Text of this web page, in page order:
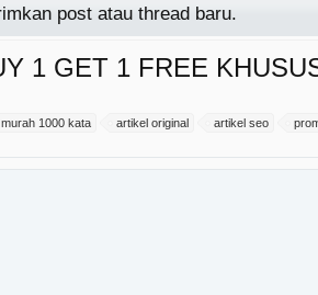
post atau thread baru.
1 GET 1 FREE
1000 kata artikel original artikel seo